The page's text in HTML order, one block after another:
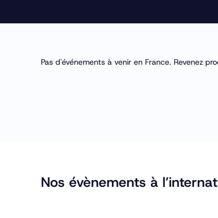
Pas d'événements à venir en France. Revenez
Nos évènements à